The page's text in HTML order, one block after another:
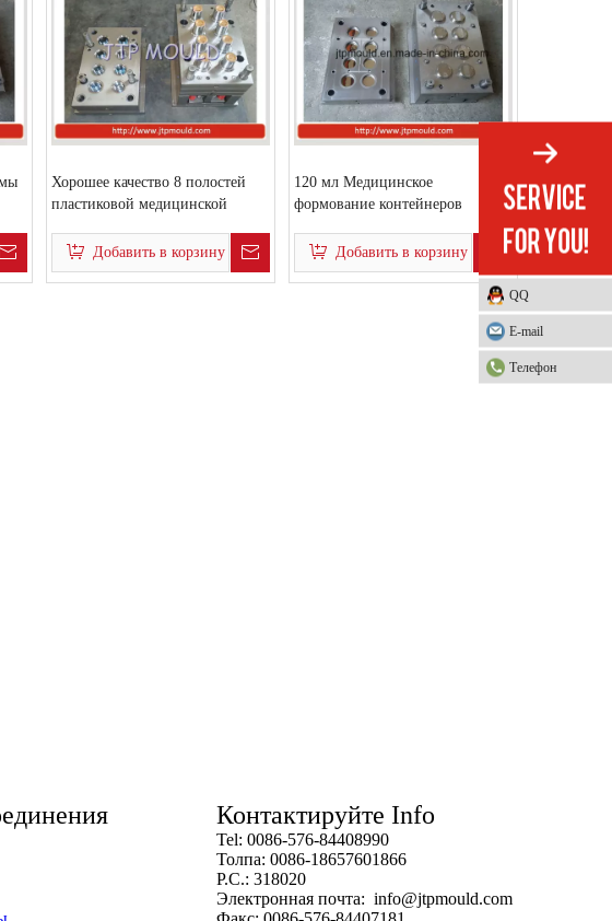
Хорошее качество 8 полостей
пластиковой медицинской
Добавить в корзину
120 мл Медицинское
формование контейнеров
Добавить в корзину
QQ
E-mail
Телефон
Контактируйте Info
Tel: 0086-576-84408990
Толпа: 0086-18657601866
P.C.: 318020
Электронная почта: info@jtpmould.com